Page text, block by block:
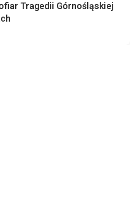
Tragedii Górnośląskiej